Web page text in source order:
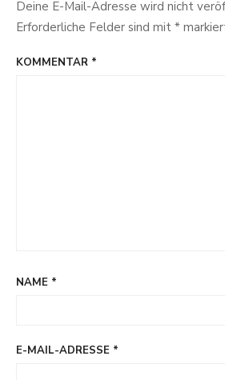
Deine E-Mail-Adresse wird nicht
Erforderliche Felder sind mit *
KOMMENTAR *
NAME *
E-MAIL-ADRESSE *